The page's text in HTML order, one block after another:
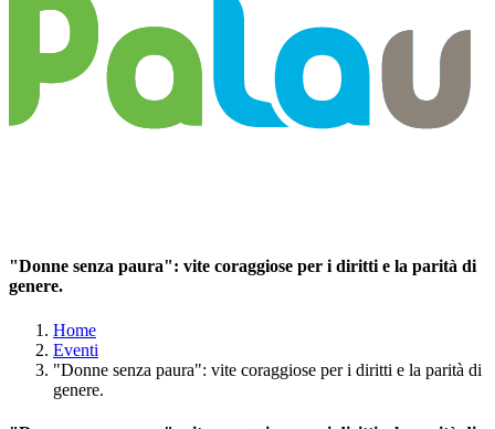
"Donne senza paura": vite coraggiose per i diritti e la parità di
genere.
Home
Eventi
"Donne senza paura": vite coraggiose per i diritti e la parità di
genere.